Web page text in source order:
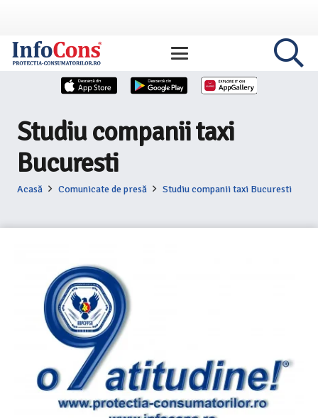
Studiu companii taxi
Bucuresti
Acasă Comunicate de presă Studiu companii taxi Bucuresti